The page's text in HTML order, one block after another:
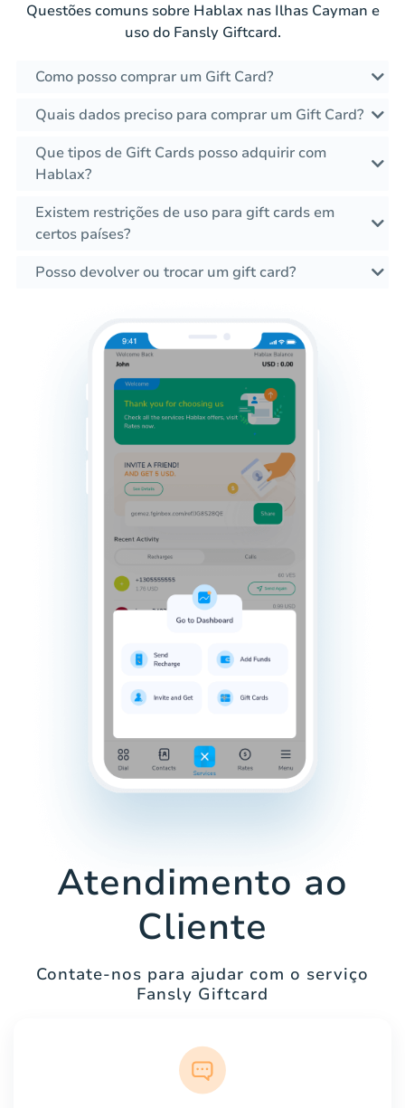
Questões comuns sobre Hablax nas Ilhas Cayman e
uso do Fansly Giftcard.
Como posso comprar um Gift Card?
Quais dados preciso para comprar um Gift Card?
Que tipos de Gift Cards posso adquirir com
Hablax?
Existem restrições de uso para gift cards em
certos países?
Posso devolver ou trocar um gift card?
Atendimento ao
Cliente
Contate-nos para ajudar com o serviço
Fansly Giftcard